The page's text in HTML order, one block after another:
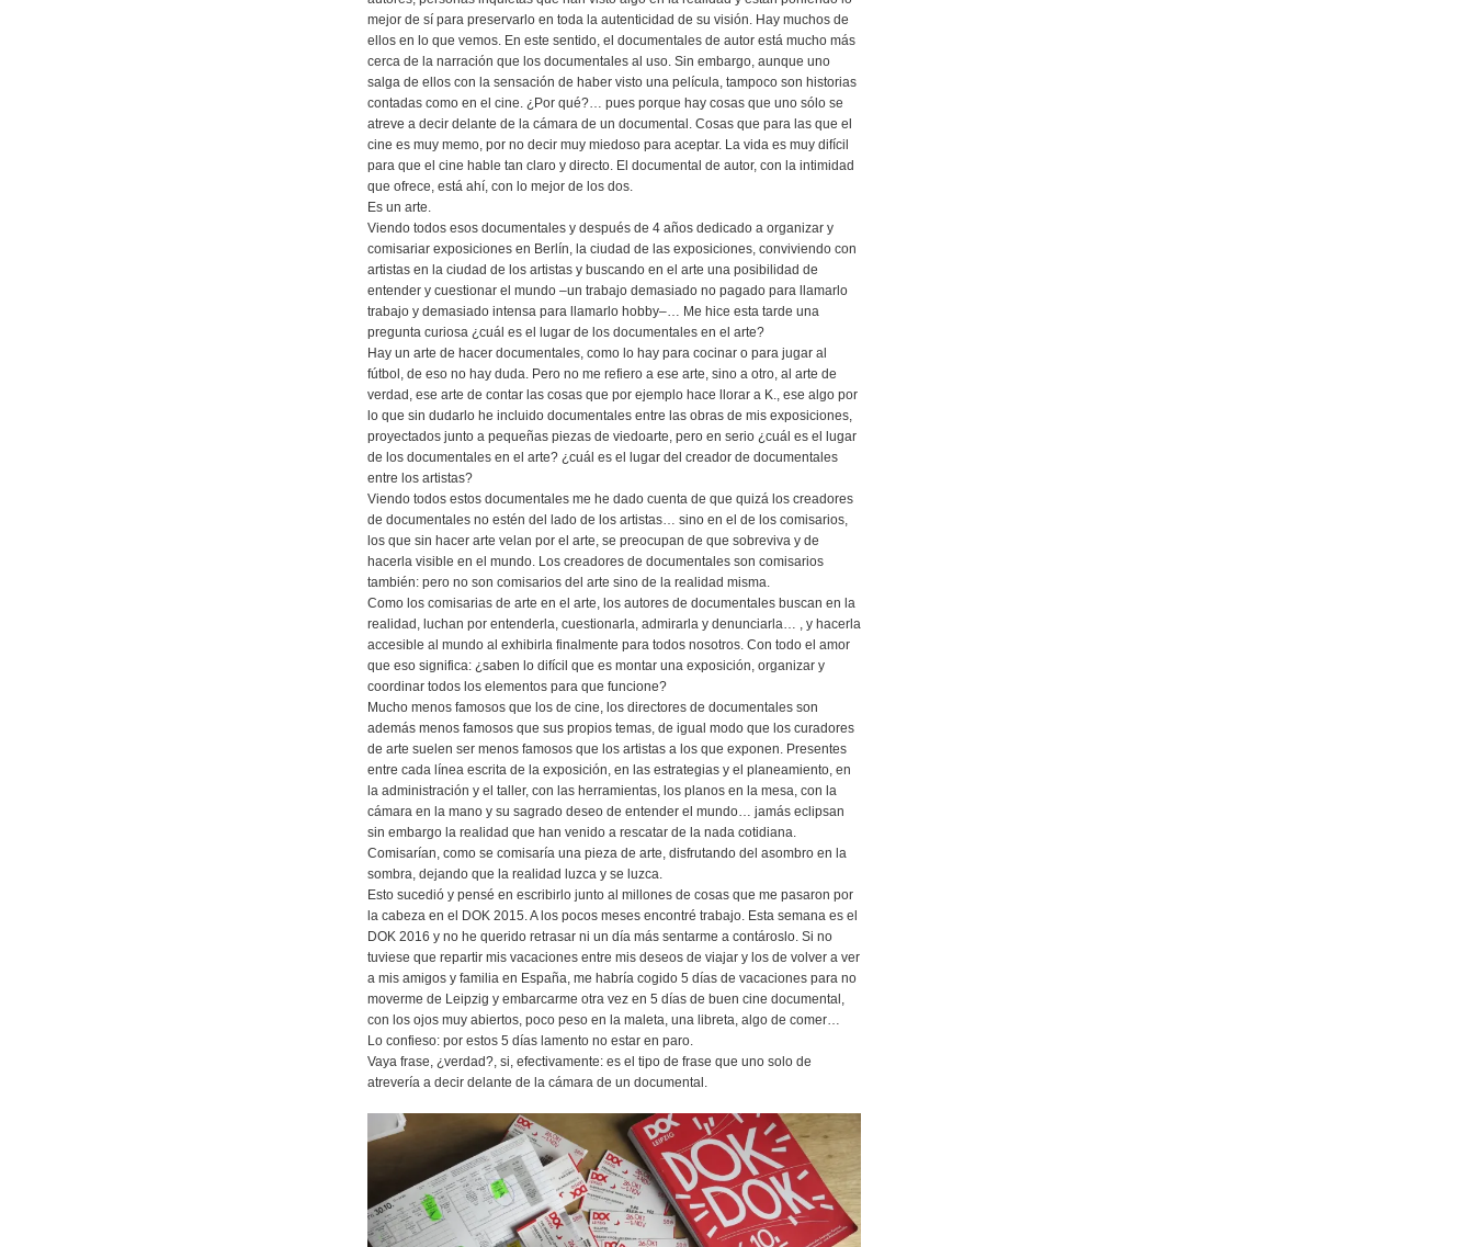
mejor de sí para preservarlo en toda la autenticidad de su visión. Hay muchos de
ellos en lo que vemos. En este sentido, el documentales de autor está mucho más
cerca de la narración que los documentales al uso. Sin embargo, aunque uno
salga de ellos con la sensación de haber visto una película, tampoco son historias
contadas como en el cine. ¿Por qué?… pues porque hay cosas que uno sólo se
atreve a decir delante de la cámara de un documental. Cosas que para las que el
cine es muy memo, por no decir muy miedoso para aceptar. La vida es muy difícil
para que el cine hable tan claro y directo. El documental de autor, con la intimidad
que ofrece, está ahí, con lo mejor de los dos.
Es un arte.
Viendo todos esos documentales y después de 4 años dedicado a organizar y
comisariar exposiciones en Berlín, la ciudad de las exposiciones, conviviendo con
artistas en la ciudad de los artistas y buscando en el arte una posibilidad de
entender y cuestionar el mundo –un trabajo demasiado no pagado para llamarlo
trabajo y demasiado intensa para llamarlo hobby–… Me hice esta tarde una
pregunta curiosa ¿cuál es el lugar de los documentales en el arte?
Hay un arte de hacer documentales, como lo hay para cocinar o para jugar al
fútbol, de eso no hay duda. Pero no me refiero a ese arte, sino a otro, al arte de
verdad, ese arte de contar las cosas que por ejemplo hace llorar a K., ese algo por
lo que sin dudarlo he incluido documentales entre las obras de mis exposiciones,
proyectados junto a pequeñas piezas de viedoarte, pero en serio ¿cuál es el lugar
de los documentales en el arte? ¿cuál es el lugar del creador de documentales
entre los artistas?
Viendo todos estos documentales me he dado cuenta de que quizá los creadores
de documentales no estén del lado de los artistas… sino en el de los comisarios,
los que sin hacer arte velan por el arte, se preocupan de que sobreviva y de
hacerla visible en el mundo. Los creadores de documentales son comisarios
también: pero no son comisarios del arte sino de la realidad misma.
Como los comisarias de arte en el arte, los autores de documentales buscan en la
realidad, luchan por entenderla, cuestionarla, admirarla y denunciarla… , y hacerla
accesible al mundo al exhibirla finalmente para todos nosotros. Con todo el amor
que eso significa: ¿saben lo difícil que es montar una exposición, organizar y
coordinar todos los elementos para que funcione?
Mucho menos famosos que los de cine, los directores de documentales son
además menos famosos que sus propios temas, de igual modo que los curadores
de arte suelen ser menos famosos que los artistas a los que exponen. Presentes
entre cada línea escrita de la exposición, en las estrategias y el planeamiento, en
la administración y el taller, con las herramientas, los planos en la mesa, con la
cámara en la mano y su sagrado deseo de entender el mundo… jamás eclipsan
sin embargo la realidad que han venido a rescatar de la nada cotidiana.
Comisarían, como se comisaría una pieza de arte, disfrutando del asombro en la
sombra, dejando que la realidad luzca y se luzca.
Esto sucedió y pensé en escribirlo junto al millones de cosas que me pasaron por
la cabeza en el DOK 2015. A los pocos meses encontré trabajo. Esta semana es el
DOK 2016 y no he querido retrasar ni un día más sentarme a contároslo. Si no
tuviese que repartir mis vacaciones entre mis deseos de viajar y los de volver a ver
a mis amigos y familia en España, me habría cogido 5 días de vacaciones para no
moverme de Leipzig y embarcarme otra vez en 5 días de buen cine documental,
con los ojos muy abiertos, poco peso en la maleta, una libreta, algo de comer…
Lo confieso: por estos 5 días lamento no estar en paro.
Vaya frase, ¿verdad?, si, efectivamente: es el tipo de frase que uno solo de
atrevería a decir delante de la cámara de un documental.